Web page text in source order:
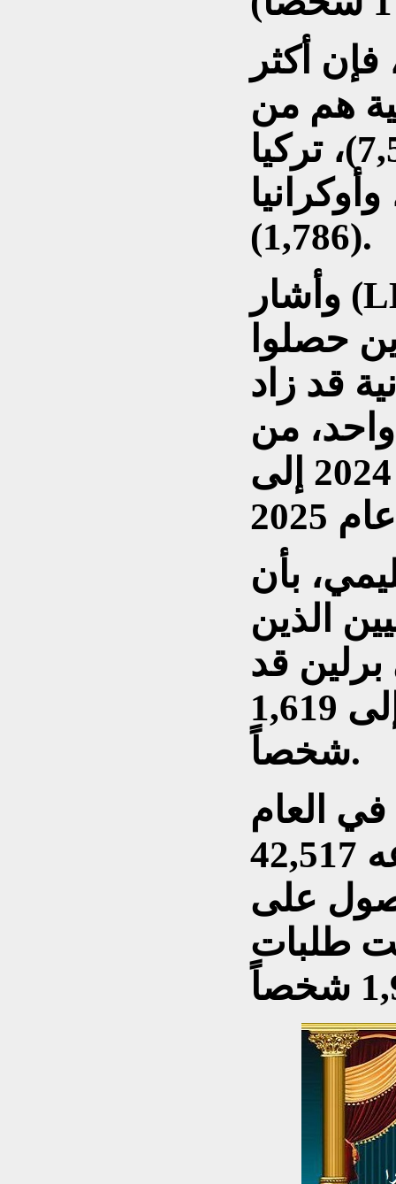
أكثر
هم من
البلدان التالية: سوريا (7,548)، تركيا
روسيا (3,334)، وأوكرانيا
(1,786).
وأشار (LEA) إلى أن عدد
حصلوا
قد زاد
من
283 شخصاً في عام 2024 إلى
بأن
الذين
قد
تضاعف تقريباً، ليصل إلى 1,619
شخصاً.
في العام
نفسه، تقدم ما مجموعه 42,517
على
طلبات